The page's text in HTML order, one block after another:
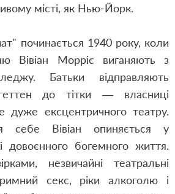
місті, як Нью-Йорк.
починається 1940 року, коли
Вівіан Морріс виганяють з
Батьки відправляють
до тітки — власниці
дуже ексцентричного театру.
себе Вівіан опиняється у
довоєнного богемного життя.
незвичайні теат­ральні
секс, ріки алкоголю і